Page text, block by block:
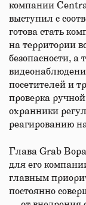
компании
выступил с
готова стать
на территории
безопасности, а
посетителей и
проверка
охранники
реагированию
Глава Grab
для его
главным
постоянно